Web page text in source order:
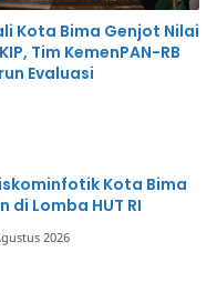
Kota Bima Genjot Nilai
Tim KemenPAN-RB
Evaluasi
Kota Bima
di Lomba HUT RI
2026